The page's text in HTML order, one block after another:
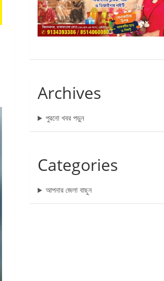
Archives
পুরনো খবর পড়ুন
Categories
আপনার জেলা বাছুন